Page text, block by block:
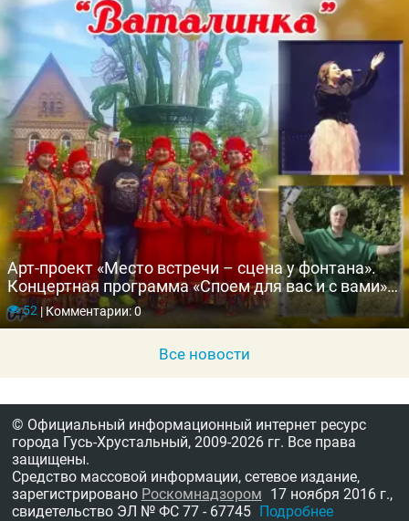
Арт-проект «Место встречи – сцена у фонтана».
Концертная программа «Споем для вас и с вами»
вокальной студии «Ваталинка»
52 |Комментарии: 0
Все новости
© Официальный информационный интернет ресурс
города Гусь-Хрустальный, 2009-2026 гг. Все права
защищены.
Средство массовой информации, сетевое издание,
зарегистрировано Роскомнадзором 17 ноября 2016 г.,
свидетельство ЭЛ № ФС 77 - 67745 Подробнее